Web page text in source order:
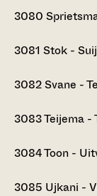
3080
3081 Stok -
3082Svane -
3083Teijema -
3084Toon -
3085 Ujkani -